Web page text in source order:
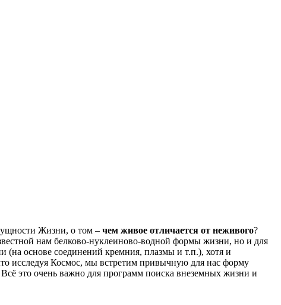
Жизни, о том – чем живое отличается от неживого?
нам белково-нуклеиново-водной формы жизни, но и для
основе соединений кремния, плазмы и т.п.), хотя и
исследуя Космос, мы встретим привычную для нас форму
это очень важно для программ поиска внеземных жизни и